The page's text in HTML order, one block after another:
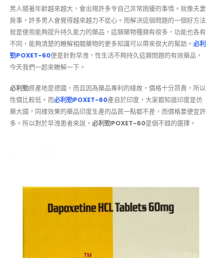
男人隨著年齡越來越大，會出現許多令自己非常困擾的事情。就像夫妻
房事，許多男人會覺得越來越力不從心。而解決這個問題的一個好方法
就是使用能夠提升持久能力的藥品，這類藥物種類有很多，功能也各有
不同，能夠清楚的瞭解相關藥物的更多知識可以帶來很大的幫助。 必利
勁POXET-60便是針對早洩，性生活不夠持久這類問題的有效藥品，
今天我們一起來瞭解一下。
必利勁原產地是德國，而且因為藥品專利的緣故，價格十分昂貴，所以
性價比較低。而必利勁POXET-60產自於印度，大家都知道印度是仿
藥大國，同樣效果的藥品印度生產的品質一點都不差，而價格要便宜許
多。所以對於早洩患者來說， 必利勁POXET-60是個不錯的選擇。